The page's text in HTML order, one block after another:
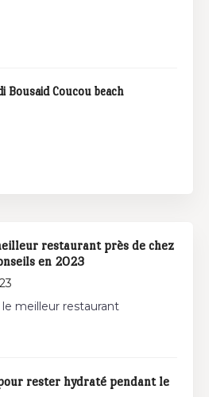
Bousaid Coucou beach
restaurant près de chez
en 2023
meilleur restaurant
rester hydraté pendant le